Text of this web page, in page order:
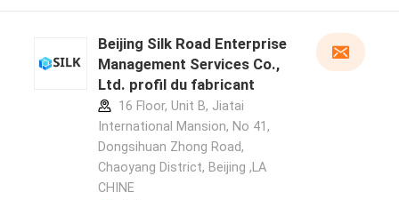
Beijing Silk Road Enterprise
Management Services Co.,
Ltd. profil du fabricant
16 Floor, Unit B, Jiatai
International Mansion, No 41,
Dongsihuan Zhong Road,
Chaoyang District, Beijing ,LA
CHINE